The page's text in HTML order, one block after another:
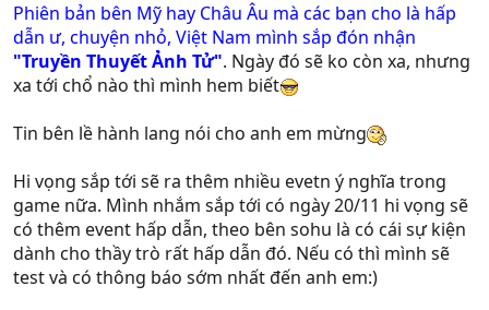
Phiên bản bên Mỹ hay Châu Âu mà các bạn cho là hấp
dẫn ư, chuyện nhỏ, Việt Nam mình sắp đón nhận
"Truyền Thuyết Ảnh Tử". Ngày đó sẽ ko còn xa, nhưng
xa tới chổ nào thì mình hem biết
Tin bên lề hành lang nói cho anh em mừng
Hi vọng sắp tới sẽ ra thêm nhiều evetn ý nghĩa trong
game nữa. Mình nhắm sắp tới có ngày 20/11 hi vọng sẽ
có thêm event hấp dẫn, theo bên sohu là có cái sự kiện
dành cho thầy trò rất hấp dẫn đó. Nếu có thì mình sẽ
test và có thông báo sớm nhất đến anh em:)